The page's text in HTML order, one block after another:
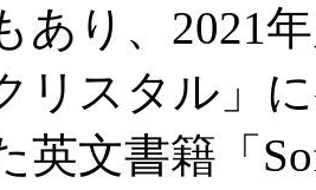
あり、2021
リスタル」
英文書籍「